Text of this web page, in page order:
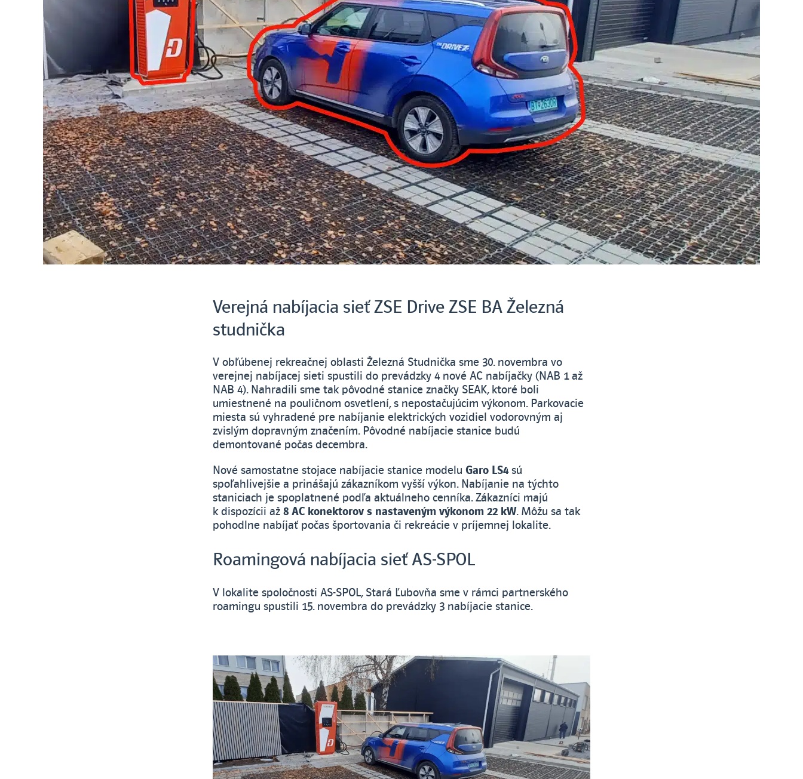
Verejná nabíjacia sieť ZSE Drive ZSE BA Železná
studnička
V obľúbenej rekreačnej oblasti Železná Studnička sme 30. novembra vo
verejnej nabíjacej sieti spustili do prevádzky 4 nové AC nabíjačky (NAB 1 až
NAB 4). Nahradili sme tak pôvodné stanice značky SEAK, ktoré boli
umiestnené na pouličnom osvetlení, s nepostačujúcim výkonom. Parkovacie
miesta sú vyhradené pre nabíjanie elektrických vozidiel vodorovným aj
zvislým dopravným značením. Pôvodné nabíjacie stanice budú
demontované počas decembra.
Nové samostatne stojace nabíjacie stanice modelu Garo LS4sú
spoľahlivejšie a prinášajú zákazníkom vyšší výkon. Nabíjanie na týchto
staniciach je spoplatnené podľa aktuálneho cenníka. Zákazníci majú
k dispozícii až 8 AC konektorov s nastaveným výkonom 22 kW. Môžu sa tak
pohodlne nabíjať počas športovania či rekreácie v príjemnej lokalite.
Roamingová nabíjacia sieť AS-SPOL
V lokalite spoločnosti AS-SPOL, Stará Ľubovňa sme v rámci partnerského
roamingu spustili 15. novembra do prevádzky 3 nabíjacie stanice.